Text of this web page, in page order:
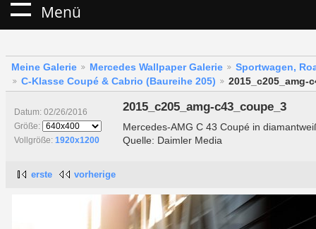
Menü
Meine Galerie Mercedes Wallpaper Galerie
Sportwagen,
C-Klasse Coupé & Cabrio (Baureihe 205)
2015_c205_amg-
Datum: 02/26/2016
Größe:
Vollgröße: 1920x1200
2015_c205_amg-c43_coupe_3
Mercedes-AMG C 43 Coupé in
Quelle: Daimler Media
erste vorherige